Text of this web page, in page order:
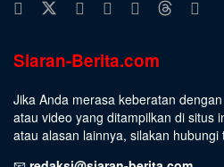
Siaran-Berita.com
Jika Anda merasa keberatan
atau video yang ditampilkan di situs
atau alasan lainnya, silakan